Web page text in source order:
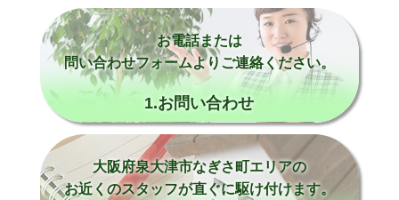
お電話または
問い合わせフォームよりご連絡ください。
1.お問い合わせ
大阪府泉大津市なぎさ町エリアの
お近くのスタッフが直ぐに駆け付けます。